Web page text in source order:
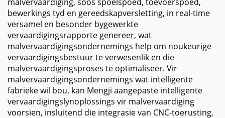
bewerkings tyd en gereedskapversletting, in real-time
versamel en besonder bygewerkte
vervaardigingsrapporte genereer, wat
malvervaardigingsondernemings help om noukeurige
vervaardigingsbestuur te verwesenlik en die
malvervaardigingsproses te optimaliseer. Vir
malvervaardigingsondernemings wat intelligente
fabrieke wil bou, kan Mengji aangepaste intelligente
vervaardigingslynoplossings vir malvervaardiging
voorsien, insluitend die integrasie van CNC-toerusting,